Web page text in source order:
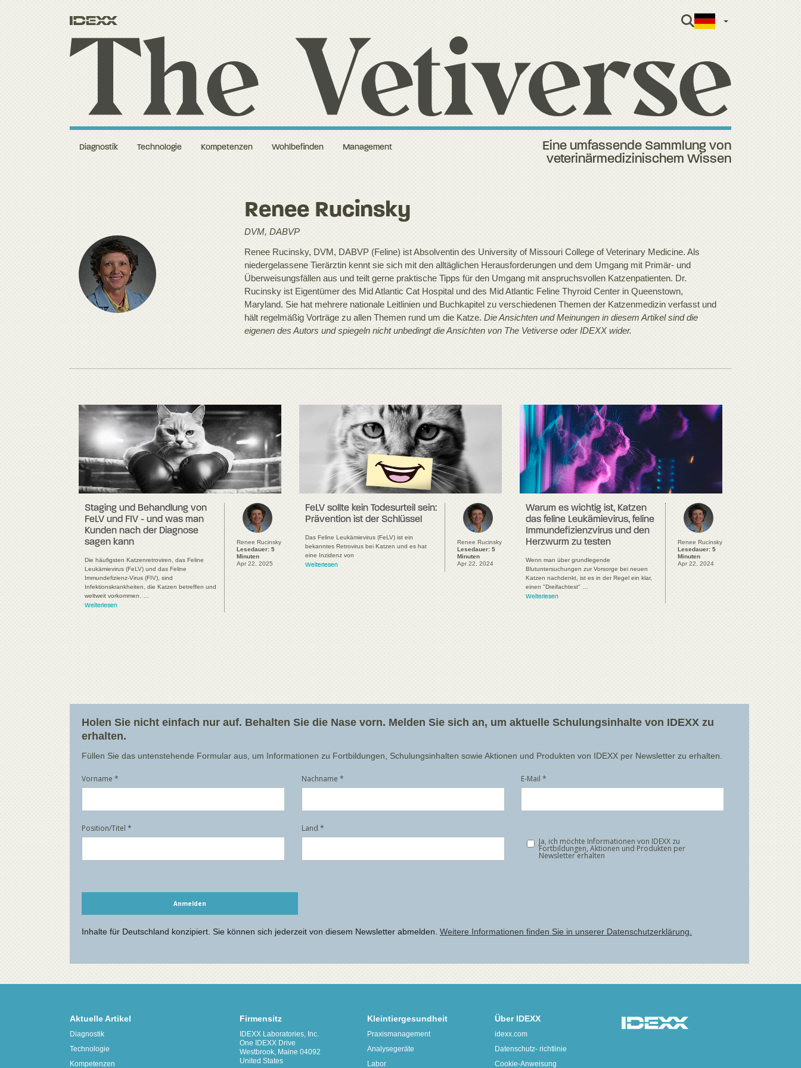
Diagnostik Technologie Kompetenzen Wohlbefinden Management
Eine umfassende Sammlung von
veterinärmedizinischem Wissen
Renee Rucinsky
DVM, DABVP
Renee Rucinsky, DVM, DABVP (Feline) ist Absolventin des University of Missouri College of Veterinary Medicine. Als
niedergelassene Tierärztin kennt sie sich mit den alltäglichen Herausforderungen und dem Umgang mit Primär- und
Überweisungsfällen aus und teilt gerne praktische Tipps für den Umgang mit anspruchsvollen Katzenpatienten. Dr.
Rucinsky ist Eigentümer des Mid Atlantic Cat Hospital und des Mid Atlantic Feline Thyroid Center in Queenstown,
Maryland. Sie hat mehrere nationale Leitlinien und Buchkapitel zu verschiedenen Themen der Katzenmedizin verfasst und
hält regelmäßig Vorträge zu allen Themen rund um die Katze. Die Ansichten und Meinungen in diesem Artikel sind die
eigenen des Autors und spiegeln nicht unbedingt die Ansichten von The Vetiverse oder IDEXX wider.
Staging und Behandlung von
FeLV und FIV - und was man
Kunden nach der Diagnose
sagen kann
Die häufigsten Katzenretroviren, das Feline
Leukämievirus (FeLV) und das Feline
Immundefizienz-Virus (FIV), sind
Infektionskrankheiten, die Katzen betreffen und
weltweit vorkommen. …
Weiterlesen
Renee Rucinsky
Lesedauer: 5
Minuten
Apr 22, 2025
FeLV sollte kein Todesurteil sein:
Prävention ist der Schlüssel
Das Feline Leukämievirus (FeLV) ist ein
bekanntes Retrovirus bei Katzen und es hat
eine Inzidenz von
Weiterlesen
Renee Rucinsky
Lesedauer: 5
Minuten
Apr 22, 2024
Warum es wichtig ist, Katzen
das feline Leukämievirus, feline
Immundefizienzvirus und den
Herzwurm zu testen
Wenn man über grundlegende
Blutuntersuchungen zur Vorsorge bei neuen
Katzen nachdenkt, ist es in der Regel ein klar,
einen "Dreifachtest" …
Weiterlesen
Renee Rucinsky
Lesedauer: 5
Minuten
Apr 22, 2024
Holen Sie nicht einfach nur auf. Behalten Sie die Nase vorn. Melden Sie sich an, um aktuelle Schulungsinhalte von IDEXX zu
erhalten.
Aktuelle Artikel
Diagnostik
Technologie
Kompetenzen
Firmensitz
IDEXX Laboratories, Inc.
One IDEXX Drive
Westbrook, Maine 04092
United States
Kleintiergesundheit
Praxismanagement
Analysegeräte
Labor
Über IDEXX
idexx.com
Datenschutz- richtlinie
Cookie-Anweisung